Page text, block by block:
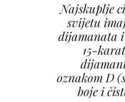
Najskuplje
svijetu
dijamanata
15-
oznakom D
boje i